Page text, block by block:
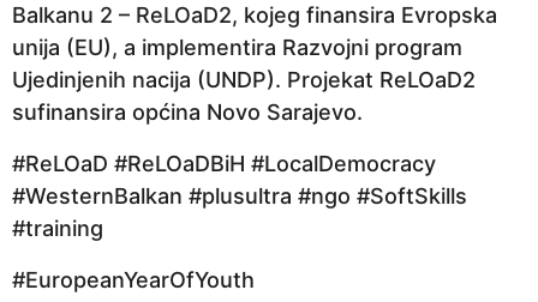
Balkanu 2 – ReLOaD2, kojeg finansira Evropska
unija (EU), a implementira Razvojni program
Ujedinjenih nacija (UNDP). Projekat ReLOaD2
sufinansira općina Novo Sarajevo.
#ReLOaD #ReLOaDBiH #LocalDemocracy
#WesternBalkan #plusultra #ngo #SoftSkills
#training
#EuropeanYearOfYouth